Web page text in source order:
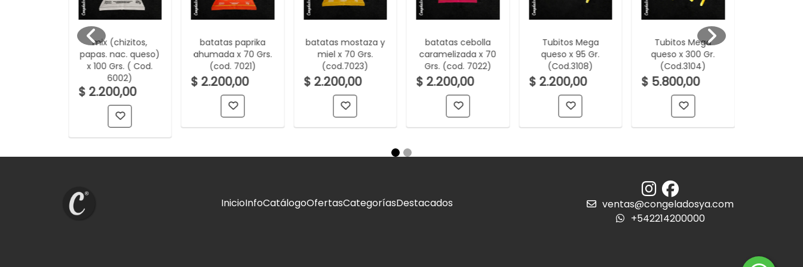
mix (chizitos,
papas. nac. queso)
x 100 Grs. ( Cod.
6002)
$ 2.200,00
batatas paprika
ahumada x 70 Grs.
(cod. 7021)
$ 2.200,00
batatas mostaza y
miel x 70 Grs.
(cod.7023)
$ 2.200,00
batatas cebolla
caramelizada x 70
Grs. (cod. 7022)
$ 2.200,00
Tubitos Mega
queso x 95 Gr.
(Cod.3108)
$ 2.200,00
Tubitos Mega
queso x 300 Gr.
(Cod.3104)
$ 5.800,00
InicioInfoCatálogoOfertasCategoríasDestacados
ventas@congeladosya.com
+542214200000